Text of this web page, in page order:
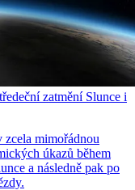
zatmění Slunce i
zcela mimořádnou
úkazů během
a následně pak po